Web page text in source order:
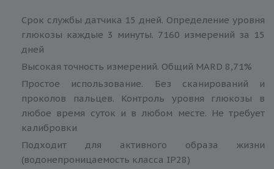
Срок службы датчика 15 дней. Определение уровня
глюкозы каждые 3 минуты. 7160 измерений за 15
дней
Высокая точность измерений. Общий MARD 8,71%
Простое использование. Без сканирований и
проколов пальцев. Контроль уровня глюкозы в
любое время суток и в любом месте. Не требует
калибровки
Подходит для активного образа жизни
(водонепроницаемость класса IP28)